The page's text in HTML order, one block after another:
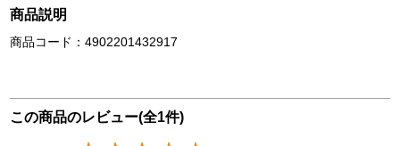
商品説明
商品コード：4902201432917
この商品のレビュー(全1件)